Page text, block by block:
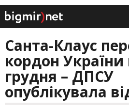
Санта-Клаус
кордон України
грудня – ДПСУ
опублікувала